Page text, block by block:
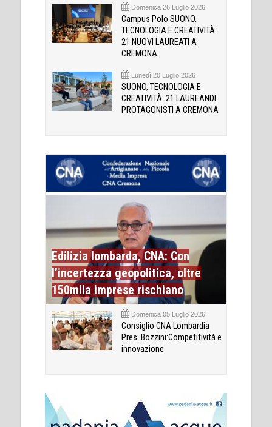
Domenica 26 Luglio 2026
Campus Polo SUONO,
TECNOLOGIA E CREATIVITÀ:
21 NUOVI LAUREATI A
CREMONA
Lunedì 20 Luglio 2026
SUONO, TECNOLOGIA E
CREATIVITÀ: 21 LAUREANDI
PROTAGONISTI A CREMONA
Edilizia lombarda, CNA: Con
l’incertezza geopolitica, oltre
150mila imprese rischiano
Domenica 05 Luglio 2026
Consiglio CNA Lombardia
Pres. Bozzini:Competitività e
innovazione